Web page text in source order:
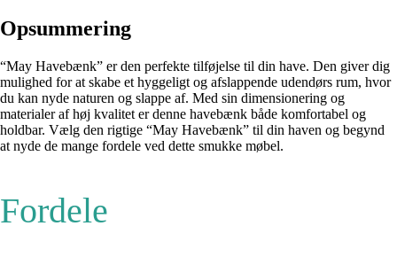
Opsummering
“May Havebænk” er den perfekte tilføjelse til din have. Den giver dig
mulighed for at skabe et hyggeligt og afslappende udendørs rum, hvor
du kan nyde naturen og slappe af. Med sin dimensionering og
materialer af høj kvalitet er denne havebænk både komfortabel og
holdbar. Vælg den rigtige “May Havebænk” til din haven og begynd
at nyde de mange fordele ved dette smukke møbel.
Fordele